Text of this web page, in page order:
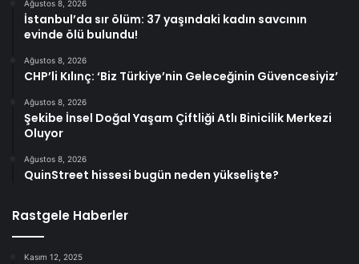
Ağustos 8, 2026
İstanbul’da sır ölüm: 37 yaşındaki kadın savcının
evinde ölü bulundu!
Ağustos 8, 2026
CHP’li Kılınç: ‘Biz Türkiye’nin Geleceğinin Güvencesiyiz’
Ağustos 8, 2026
Şekibe İnsel Doğal Yaşam Çiftliği Atlı Binicilik Merkezi
Oluyor
Ağustos 8, 2026
QuinStreet hissesi bugün neden yükselişte?
Rastgele Haberler
Kasım 12, 2025